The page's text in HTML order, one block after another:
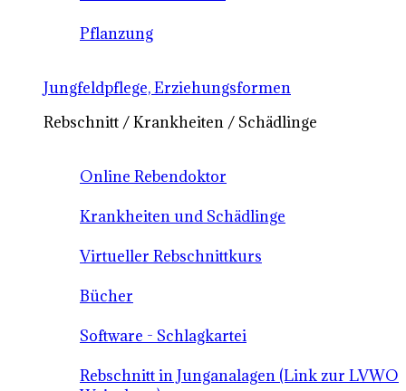
Pflanzung
Jungfeldpflege, Erziehungsformen
Rebschnitt / Krankheiten / Schädlinge
Online Rebendoktor
Krankheiten und Schädlinge
Virtueller Rebschnittkurs
Bücher
Software - Schlagkartei
Rebschnitt in Junganalagen (Link zur LVWO